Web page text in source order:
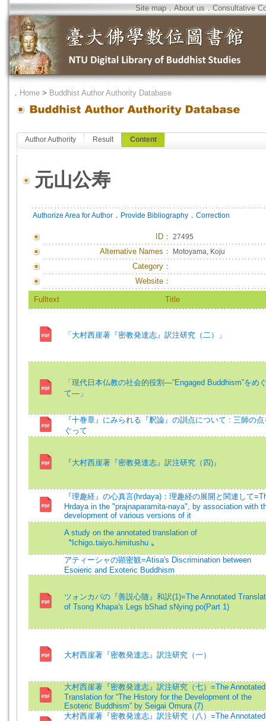
Site map．About us．Consultative
． Home > Buddhist Author Authority Database
Author Authority Result Content
元山公寿
Authorize Area for Author ． Provide Bibliography ． Correction
ID ： 27495
Alternative Names： Motoyama, Koju
Category：
Website：
Fulltext Title
「大村西崖著『密教発達志』訳注研究（二）」
「現代日本仏教の社会的役割―“Engaged Buddhism”をめ
て―」
『十巻章』にみられる『釈論』の訓点について : 三師の
ぐって
『大村西崖著『密教発達志』訳注研究（四)』
『理趣経』の心真言(hrdaya)：理趣経の展開と関連して
Hrdaya in the "prajnaparamita-naya", by association with
development of various versions of it
A study on the annotated translation of
〝Ichigo₋taiyo₋himitushu 〟
アティーシャの顕密観=Atisa's Discrimination between
Esoieric and Exoteric Buddhism
ツォンカパの『善説心随』和訳(1)=The Annotated
of Tsong Khapa's Legs bShad sNying po(Part 1)
大村西崖著『密教発達志』訳注研究（一）
大村西崖著『密教発達志』訳注研究（七）=The Annotated
Translation for “The History for the Development of the
Esoteric Buddhism” by Seigai Omura (7)
大村西崖著『密教発達志』訳注研究（八）=The Annotated